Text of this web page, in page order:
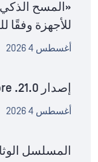
«المسح
للأجهزة وفقًا
أغسطس 4 2026
إصدار MetaDefender™ Core .21.0
أغسطس 4 2026